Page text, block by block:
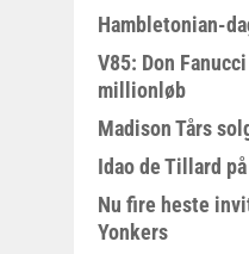
Hambletonian-
V85: Don
millionløb
Madison Tårs
Idao de Tillard
Nu fire heste
Yonkers